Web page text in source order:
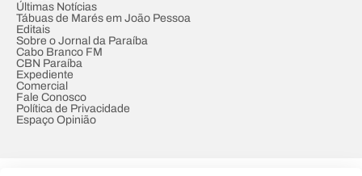
Últimas Notícias
Tábuas de Marés em João Pessoa
Editais
Sobre o Jornal da Paraíba
Cabo Branco FM
CBN Paraíba
Expediente
Comercial
Fale Conosco
Política de Privacidade
Espaço Opinião